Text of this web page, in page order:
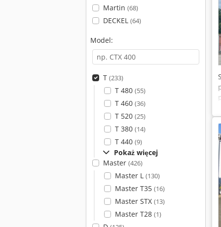
Martin (68)
DECKEL (64)
Model:
T (233)
T 480 (55)
T 460 (36)
T 520 (25)
T 380 (14)
T 440 (9)
Pokaż więcej
Master (426)
Master L (130)
Master T35 (16)
Master STX (13)
Master T28 (1)